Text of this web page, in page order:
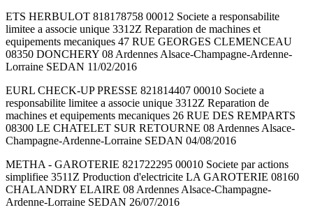
ETS HERBULOT 818178758 00012 Societe a responsabilite
limitee a associe unique 3312Z Reparation de machines et
equipements mecaniques 47 RUE GEORGES CLEMENCEAU
08350 DONCHERY 08 Ardennes Alsace-Champagne-Ardenne-
Lorraine SEDAN 11/02/2016
EURL CHECK-UP PRESSE 821814407 00010 Societe a
responsabilite limitee a associe unique 3312Z Reparation de
machines et equipements mecaniques 26 RUE DES REMPARTS
08300 LE CHATELET SUR RETOURNE 08 Ardennes Alsace-
Champagne-Ardenne-Lorraine SEDAN 04/08/2016
METHA - GAROTERIE 821722295 00010 Societe par actions
simplifiee 3511Z Production d'electricite LA GAROTERIE 08160
CHALANDRY ELAIRE 08 Ardennes Alsace-Champagne-
Ardenne-Lorraine SEDAN 26/07/2016